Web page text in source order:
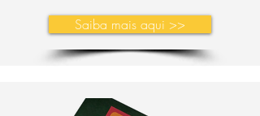
Saiba mais aqui >>